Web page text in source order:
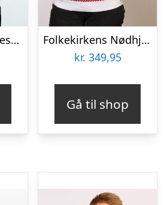
Den Klassiske Julesweater Blå – dame / kvinder.
Folkekirkens Nødhjælp Julesweater – dame / kvinder.
kr. 349,95
Gå til shop